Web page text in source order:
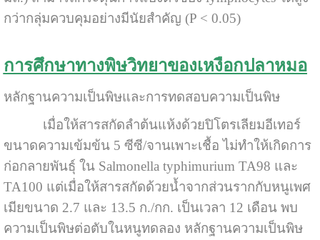
กว่ากลุ่มควบคุมอย่างมีนัยสำคัญ (P < 0.05)
การศึกษาทางพิษวิทยาของเหงือกปลาหมอ
หลักฐานความเป็นพิษและการทดสอบความเป็นพิษ
เมื่อให้สารสกัดลำต้นแห้งด้วยปิโตรเลียมอีเทอร์
ขนาดความเข้มข้น 5 ซีซี/จานเพาะเชื้อ ไม่ทำให้เกิดการ
ก่อกลายพันธุ์ ใน Salmonella typhimurium TA98 และ
TA100 แต่เมื่อให้สารสกัดด้วยน้ำจากส่วนรากกับหนูเพศ
เมียขนาด 2.7 และ 13.5 ก./กก. เป็นเวลา 12 เดือน พบ
ความเป็นพิษต่อตับในหนูทดลอง หลักฐานความเป็นพิษ